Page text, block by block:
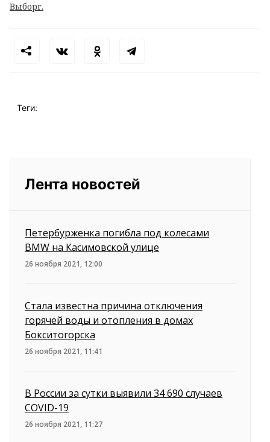
Выборг.
Теги:
Лента новостей
Петербурженка погибла под колесами
BMW на Касимовской улице
26 ноября 2021, 12:00
Стала известна причина отключения
горячей воды и отопления в домах
Бокситогорска
26 ноября 2021, 11:41
В России за сутки выявили 34 690 случаев
COVID-19
26 ноября 2021, 11:27